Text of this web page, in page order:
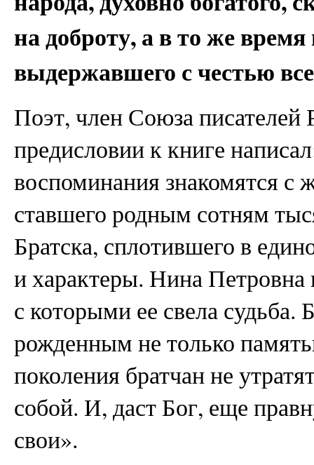
на доброту, а в то же
выдержавшего с честью
Поэт, член Союза писателей
предисловии к книге
воспоминания знакомятся с
ставшего родным сотням
Братска, сплотившего в
и характеры. Нина
с которыми ее свела судьба.
рожденным не только
поколения братчан не
собой. И, даст Бог, еще
свои».